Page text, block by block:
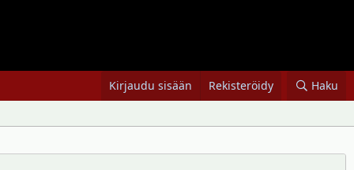
Kirjaudu sisään Rekisteröidy Haku